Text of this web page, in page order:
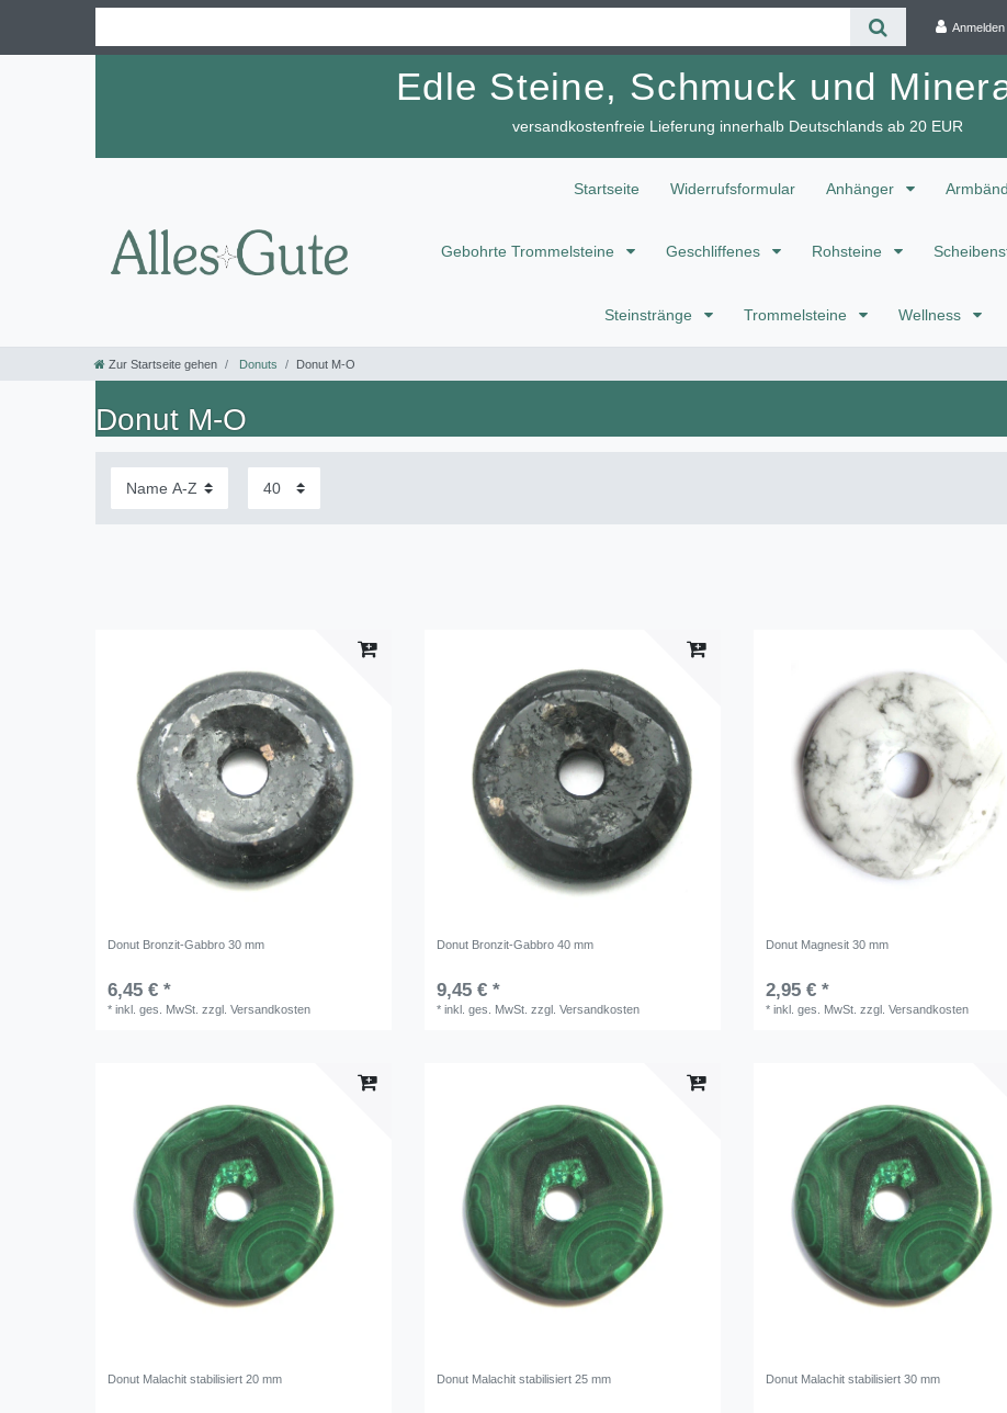
Anmelden
Edle Steine, Schmuck und
versandkostenfreie Lieferung innerhalb Deutschlands ab 20 EUR
Startseite Widerrufsformular Anhänger
Gebohrte Trommelsteine Geschliffenes Rohsteine
Steinstränge Trommelsteine Wellness
Zur Startseite gehen Donuts Donut M-O
Donut M-O
Donut Bronzit-Gabbro 30 mm
6,45 € *
*inkl. ges. MwSt. zzgl.Versandkosten
Donut Bronzit-Gabbro 40 mm
9,45 € *
*inkl. ges. MwSt. zzgl.Versandkosten
Donut Magnesit 30 mm
2,95 € *
*inkl. ges. MwSt. zzgl.Versandkosten
Donut Malachit stabilisiert 20 mm Donut Malachit stabilisiert 25 mm Donut Malachit stabilisiert 30 mm